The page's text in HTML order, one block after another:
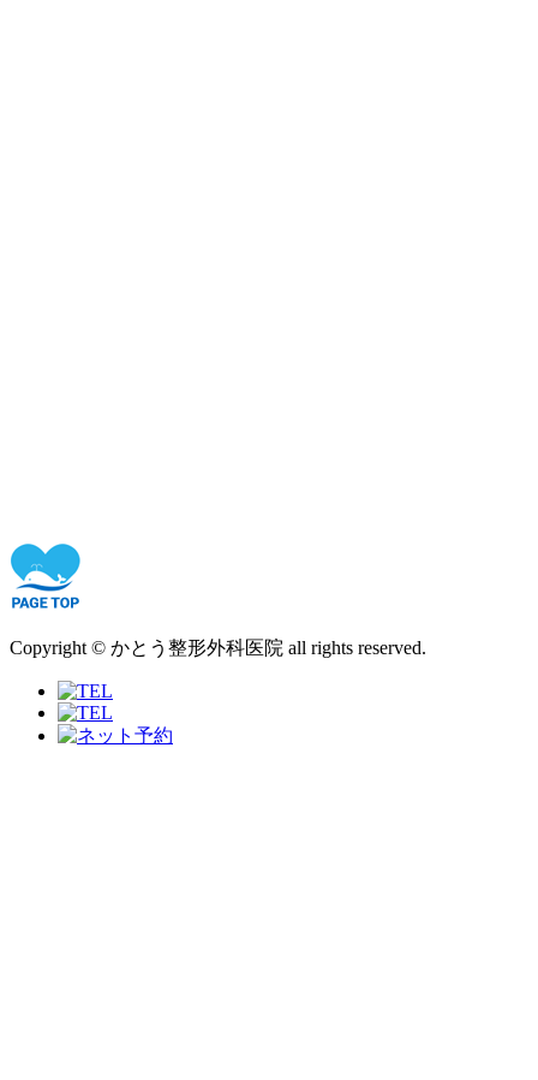
Copyright © かとう整形外科医院 all rights reserved.